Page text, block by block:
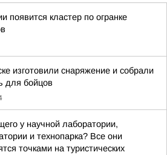
появится кластер по огранке
изготовили снаряжение и собрали
для бойцов
у научной лаборатории,
и технопарка? Все они
точками на туристических